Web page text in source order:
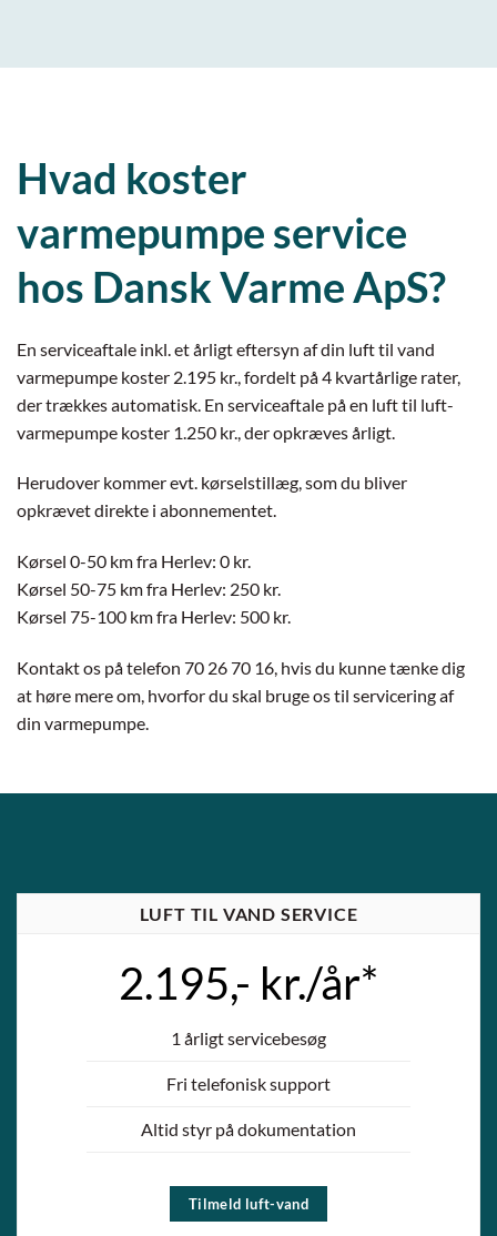
Hvad koster
varmepumpe service
hos Dansk Varme ApS?
En serviceaftale inkl. et årligt eftersyn af din luft til vand
varmepumpe koster 2.195 kr., fordelt på 4 kvartårlige rater,
der trækkes automatisk. En serviceaftale på en luft til luft-
varmepumpe koster 1.250 kr., der opkræves årligt.
Herudover kommer evt. kørselstillæg, som du bliver
opkrævet direkte i abonnementet.
Kørsel 0-50 km fra Herlev: 0 kr.
Kørsel 50-75 km fra Herlev: 250 kr.
Kørsel 75-100 km fra Herlev: 500 kr.
Kontakt os på telefon 70 26 70 16, hvis du kunne tænke dig
at høre mere om, hvorfor du skal bruge os til servicering af
din varmepumpe.
LUFT TIL VAND SERVICE
2.195,- kr./år*
1 årligt servicebesøg
Fri telefonisk support
Altid styr på dokumentation
Tilmeld luft-vand